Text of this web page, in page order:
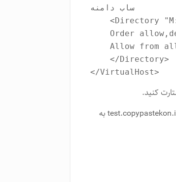
ساب دامنه
</VirtualHost>
حالا سیستم شما آمادگی این رو داره که اگه کسی با درخواست دامنه مثلا test.copypastekon.ir به